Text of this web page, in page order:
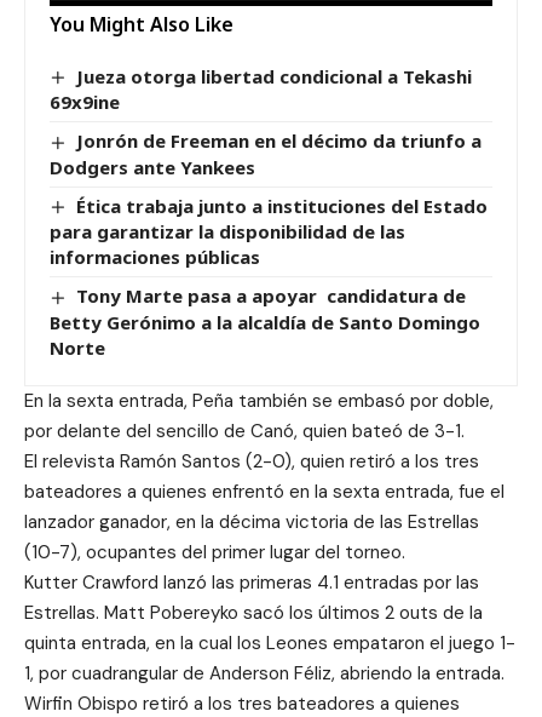
You Might Also Like
Jueza otorga libertad condicional a Tekashi
69x9ine
Jonrón de Freeman en el décimo da triunfo a
Dodgers ante Yankees
Ética trabaja junto a instituciones del Estado
para garantizar la disponibilidad de las
informaciones públicas
Tony Marte pasa a apoyar candidatura de
Betty Gerónimo a la alcaldía de Santo Domingo
Norte
En la sexta entrada, Peña también se embasó por doble,
por delante del sencillo de Canó, quien bateó de 3-1.
El relevista Ramón Santos (2-0), quien retiró a los tres
bateadores a quienes enfrentó en la sexta entrada, fue el
lanzador ganador, en la décima victoria de las Estrellas
(10-7), ocupantes del primer lugar del torneo.
Kutter Crawford lanzó las primeras 4.1 entradas por las
Estrellas. Matt Pobereyko sacó los últimos 2 outs de la
quinta entrada, en la cual los Leones empataron el juego 1-
1, por cuadrangular de Anderson Féliz, abriendo la entrada.
Wirfin Obispo retiró a los tres bateadores a quienes